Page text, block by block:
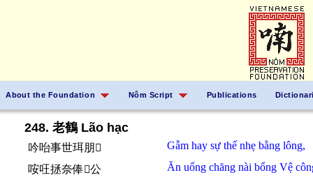
About the Foundation Nôm Script Publications
248. 老鶴 Lão hạc
吟咍事世珥朋󱲧 Gẫm hay sự thế nhẹ bằng lông,
咹㕵拯奈俸𧗱公
Ăn uống chăng nài bổng Vệ